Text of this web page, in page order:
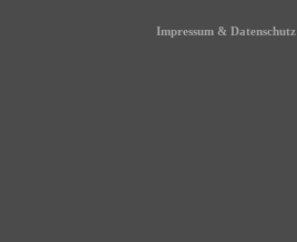
Impressum & Datenschutz